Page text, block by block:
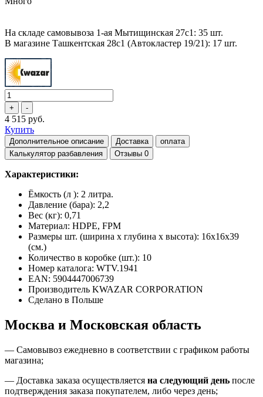
На складе самовывоза 1-ая Мытищинская 27с1: 35 шт.
В магазине Ташкентская 28с1 (Автокластер 19/21): 17 шт.
4 515 руб.
Купить
Дополнительное описание Доставка
оплата
Калькулятор разбавления
Отзывы 0
Характеристики:
Ёмкость (л ): 2 литра.
Давление (бара): 2,2
Вес (кг): 0,71
Материал: HDPE, FPM
Размеры шт. (ширина х глубина х высота): 16х16х39
(см.)
Количество в коробке (шт.): 10
Номер каталога: WTV.1941
EAN: 5904447006739
Производитель KWAZAR CORPORATION
Сделано в Польше
Москва и Московская область
— Самовывоз ежедневно в соответствии с графиком работы
магазина;
— Доставка заказа осуществляется на следующий день после
подтверждения заказа покупателем, либо через день;